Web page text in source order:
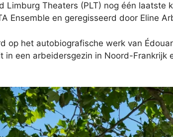
Limburg Theaters (PLT) nog één laatste
Ensemble en geregisseerd door Eline
op het autobiografische werk van
in een arbeidersgezin in Noord-